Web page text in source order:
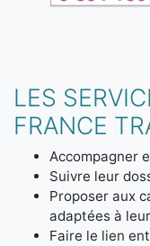
LES
FRANCE
Accompagner
Suivre leur
Proposer aux
adaptées à
Faire le lien